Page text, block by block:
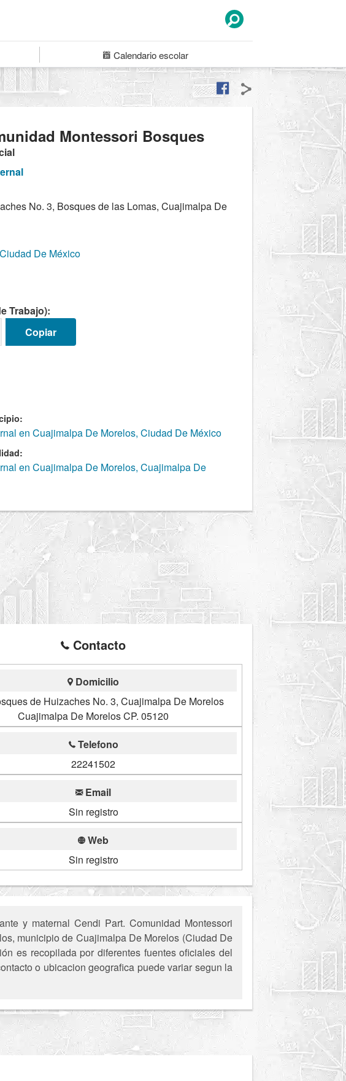
Calendarioescolar
Montessori Bosques
No. 3, Bosques de las Lomas, Cuajimalpa De
De México
Trabajo):
Copiar
en Cuajimalpa De Morelos, Ciudad De México
en Cuajimalpa De Morelos, Cuajimalpa De
Contacto
Domicilio
de Huizaches No. 3, Cuajimalpa De Morelos
Cuajimalpa De Morelos CP. 05120
Telefono
22241502
Email
Sin registro
Web
Sin registro
y maternal Cendi Part. Comunidad Montessori
municipio de Cuajimalpa De Morelos (Ciudad De
es recopilada por diferentes fuentes oficiales del
o ubicacion geografica puede variar segun la